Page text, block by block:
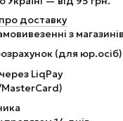
доставку
з
(для юр.осіб)
LiqPay